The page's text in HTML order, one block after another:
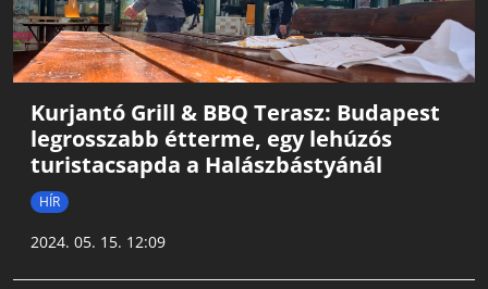
Kurjantó Grill & BBQ Terasz: Budapest
legrosszabb étterme, egy lehúzós
turistacsapda a Halászbástyánál
HÍR
2024. 05. 15. 12:09